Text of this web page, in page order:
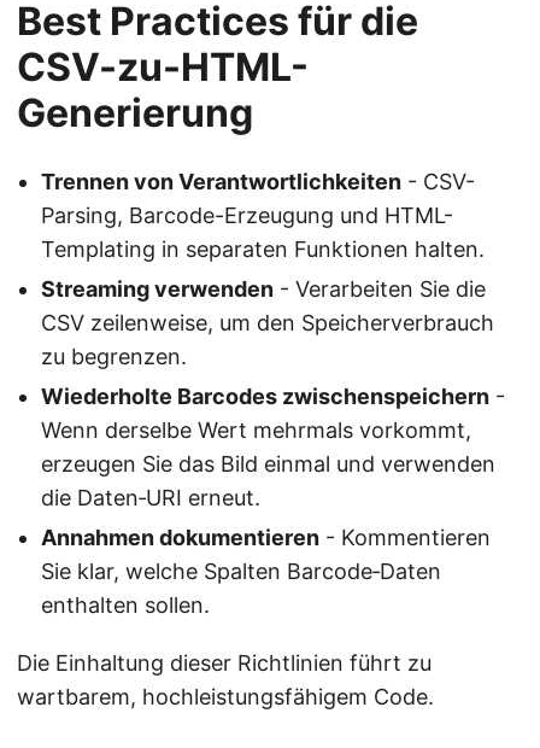
Best Practices für die
CSV-zu-HTML-
Generierung
Trennen von Verantwortlichkeiten - CSV-
Parsing, Barcode-Erzeugung und HTML-
Templating in separaten Funktionen halten.
Streaming verwenden - Verarbeiten Sie die
CSV zeilenweise, um den Speicherverbrauch
zu begrenzen.
Wiederholte Barcodes zwischenspeichern -
Wenn derselbe Wert mehrmals vorkommt,
erzeugen Sie das Bild einmal und verwenden
die Daten‑URI erneut.
Annahmen dokumentieren - Kommentieren
Sie klar, welche Spalten Barcode‑Daten
enthalten sollen.
Die Einhaltung dieser Richtlinien führt zu
wartbarem, hochleistungsfähigem Code.